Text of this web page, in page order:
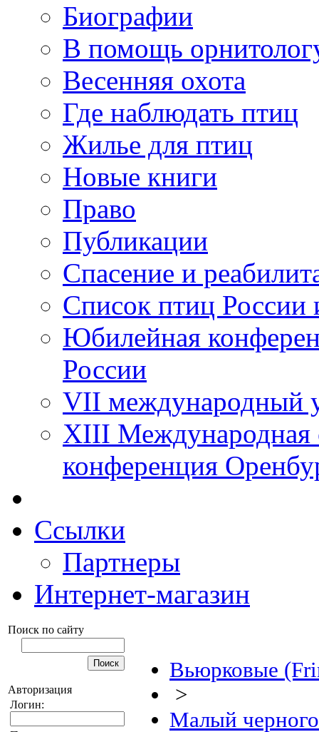
Биографии
В помощь
Весенняя охота
Где наблюдать птиц
Жилье для птиц
Новые книги
Право
Публикации
Спасение и
Список птиц России
Юбилейная
России
VII международный
XIII Международная
конференция
Ссылки
Партнеры
Интернет-магазин
Поиск по сайту
Авторизация
Логин:
Вьюрковые
>
Малый